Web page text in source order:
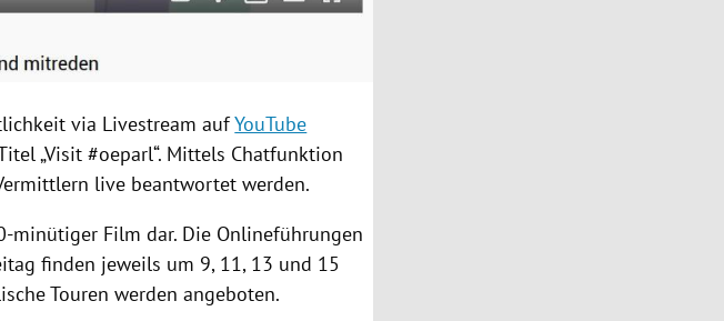
via Livestream aufYouTube
„Visit #oeparl“. Mittels Chatfunktion
live beantwortet werden.
minütiger Film dar. Die Onlineführungen
finden jeweils um 9, 11, 13 und 15
Touren werden angeboten.